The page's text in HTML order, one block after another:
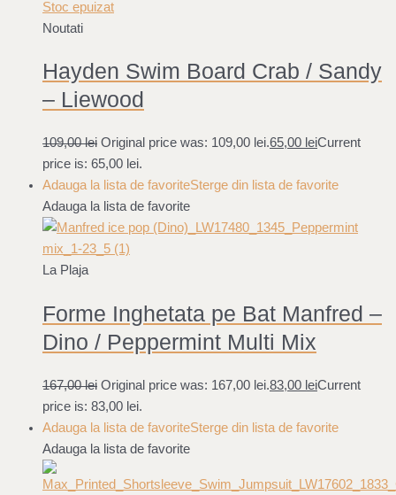
Stoc epuizat
Noutati
Hayden Swim Board Crab / Sandy
– Liewood
109,00lei Original price was: 109,00 lei.65,00 leiCurrent
price is: 65,00 lei.
Adauga la lista de favoriteSterge din lista de favorite
Adauga la lista de favorite
La Plaja
Forme Inghetata pe Bat Manfred –
Dino / Peppermint Multi Mix
167,00lei Original price was: 167,00 lei.83,00 leiCurrent
price is: 83,00 lei.
Adauga la lista de favoriteSterge din lista de favorite
Adauga la lista de favorite